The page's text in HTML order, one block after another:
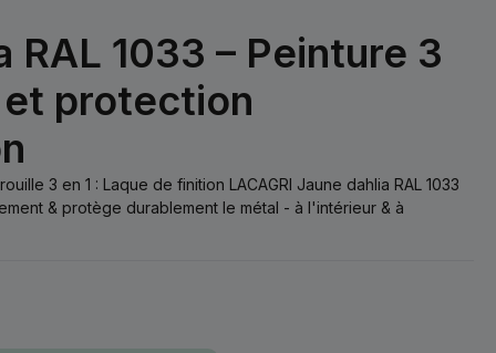
RAL 1033 – Peinture 3
et protection
3 en 1 : Laque de finition LACAGRI Jaune dahlia RAL 1033
& protège durablement le métal - à l'intérieur & à